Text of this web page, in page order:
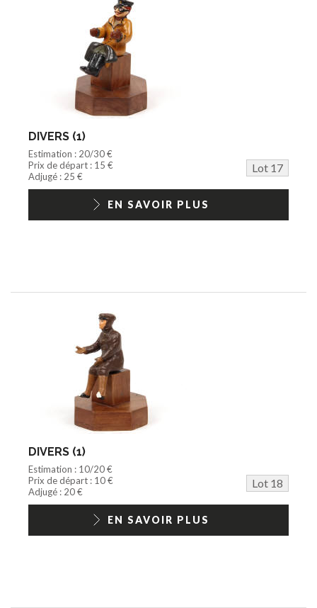
DIVERS (1)
Estimation : 20/30 €
Prix de départ : 15 €
Lot 17
Adjugé : 25 €
EN SAVOIR PLUS
DIVERS (1)
Estimation : 10/20 €
Prix de départ : 10 €
Lot 18
Adjugé : 20 €
EN SAVOIR PLUS